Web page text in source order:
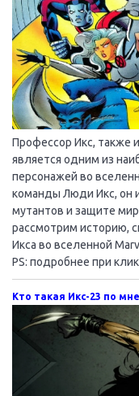
Профессор Икс, также
является одним из
персонажей во
команды Люди Икс, он
мутантов и защите
рассмотрим историю,
Икса во вселенной
PS: подробнее при
Кто такая Икс-23 по